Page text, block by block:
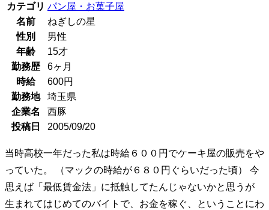
カテゴリ パン屋・お菓子屋
名前
ねぎしの星
性別
男性
年齢
15才
勤務歴
6ヶ月
時給
600円
勤務地
埼玉県
企業名
西豚
投稿日
2005/09/20
当時高校一年だった私は時給６００円でケーキ屋の販売をや
っていた。 （マックの時給が６８０円ぐらいだった頃） 今
思えば「最低賃金法」に抵触してたんじゃないかと思うが
生まれてはじめてのバイトで、お金を稼ぐ、ということにわ